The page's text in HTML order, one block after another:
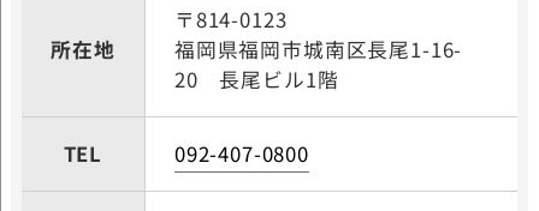
所在地
〒814-0123
福岡県福岡市城南区長尾1-16-
20 長尾ビル1階
TEL 092-407-0800